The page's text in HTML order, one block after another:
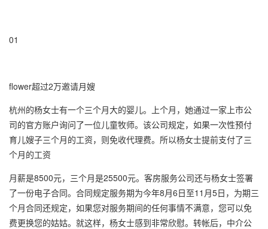
01
flower超过2万邀请月嫂
杭州的杨女士有一个三个月大的婴儿。上个月，她通过一家上市公
司的官方账户询问了一位儿童牧师。该公司规定，如果一次性预付
育儿嫂子三个月的工资，则免收代理费。所以杨女士提前支付了三
个月的工资
月薪是8500元，三个月是25500元。客房服务公司还与杨女士签署
了一份电子合同。合同规定服务期为今年8月6日至11月5日，为期三
个月合同还规定，如果您对服务期间的任何事情不满意，您可以免
费更换您的姑姑。就这样，杨女士感到非常欣慰。转帐后，中介公